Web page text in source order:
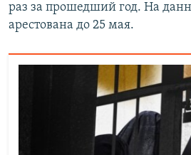
раз за прошедший год. На
арестована до 25 мая.